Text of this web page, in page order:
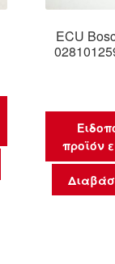
ECU
προϊόν